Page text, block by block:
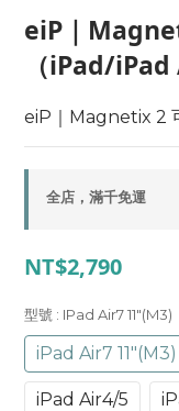
eiP｜
（iPad/iPad
eiP｜Magnetix 2
全店，滿千免運
NT$2,790
型號 : IPad Air7 11″(M3)
iPad Air7 11″(M3)
iPad Air4/5